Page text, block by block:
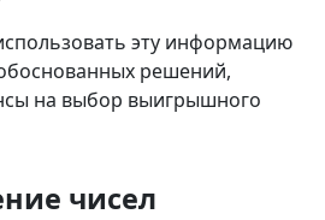
эту информацию
решений,
на выбор выигрышного
чисел